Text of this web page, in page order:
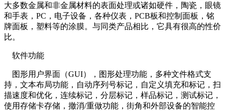
大多数金属和非金属材料的表面处理或诸如硬件，陶瓷，眼镜
和手表，PC，电子设备，各种仪表，PCB板和控制面板，铭
牌面板，塑料等的涂膜。与同类产品相比，它具有很高的性价
比。
软件功能
图形用户界面（GUI），图形处理功能，多种文件格式支
持，文本布局功能，自动序列号标记，自定义填充和标记，扫
描速度和优化，连续标记，分层标记，样品标记，测试标记，
使用存储卡存储，撤消/重做功能，街角和外部设备的智能控